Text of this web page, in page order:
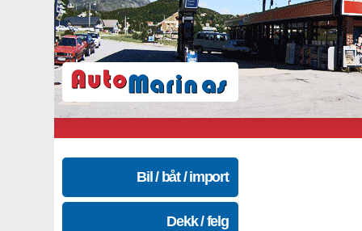
Bil / båt / import
Dekk / felg